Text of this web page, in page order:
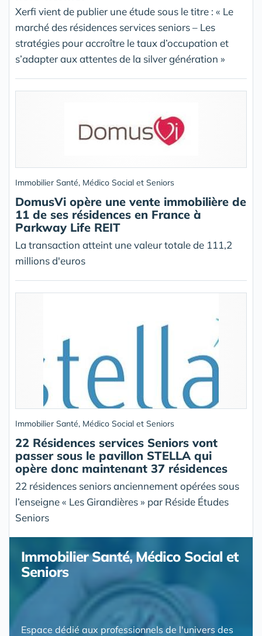
Xerfi vient de publier une étude sous le titre : « Le
marché des résidences services seniors – Les
stratégies pour accroître le taux d’occupation et
s’adapter aux attentes de la silver génération »
Immobilier Santé, Médico Social et Seniors
DomusVi opère une vente immobilière de
11 de ses résidences en France à
Parkway Life REIT
La transaction atteint une valeur totale de 111,2
millions d'euros
Immobilier Santé, Médico Social et Seniors
22 Résidences services Seniors vont
passer sous le pavillon STELLA qui
opère donc maintenant 37 résidences
22 résidences seniors anciennement opérées sous
l’enseigne « Les Girandières » par Réside Études
Seniors
Immobilier Santé, Médico Social et
Seniors
Espace dédié aux professionnels de l'univers des